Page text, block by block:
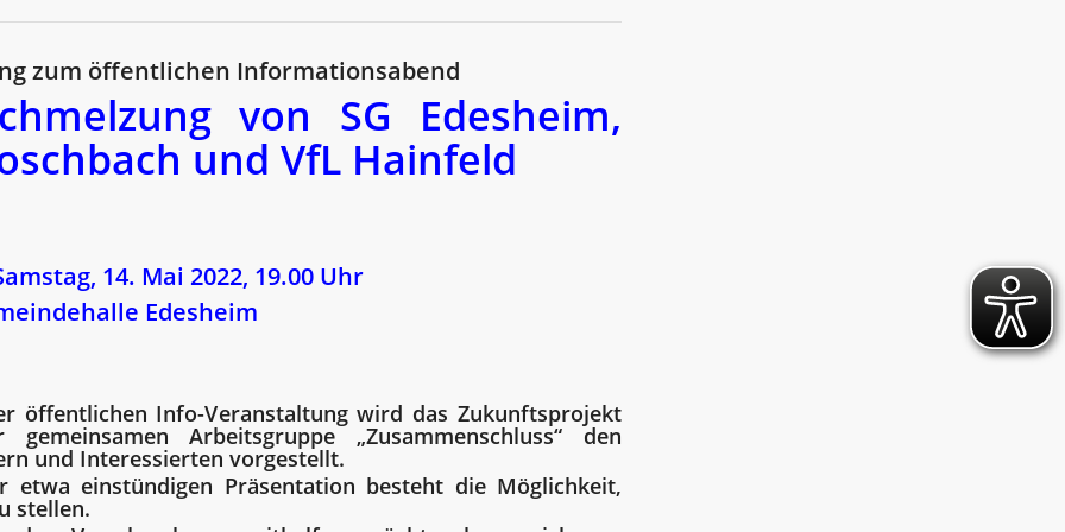
zum öffentlichen Informationsabend
von SG Edesheim,
und VfL Hainfeld
14. Mai 2022, 19.00 Uhr
Edesheim
öffentlichen Info-Veranstaltung wird das Zukunftsprojekt
gemeinsamenArbeitsgruppe „Zusammenschluss“ den
und Interessierten vorgestellt.
etwa einstündigen Präsentation besteht die Möglichkeit,
stellen.